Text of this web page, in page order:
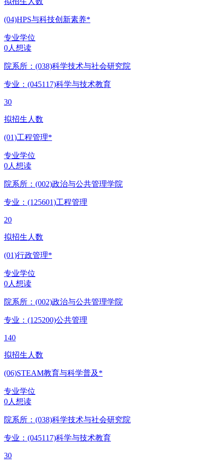
(04)HPS与科技创新素养*
专业学位
0人想读
院系所：(038)科学技术与社会研究院
专业：(045117)科学与技术教育
30
拟招生人数
(01)工程管理*
专业学位
0人想读
院系所：(002)政治与公共管理学院
专业：(125601)工程管理
20
拟招生人数
(01)行政管理*
专业学位
0人想读
院系所：(002)政治与公共管理学院
专业：(125200)公共管理
140
拟招生人数
(06)STEAM教育与科学普及*
专业学位
0人想读
院系所：(038)科学技术与社会研究院
专业：(045117)科学与技术教育
30